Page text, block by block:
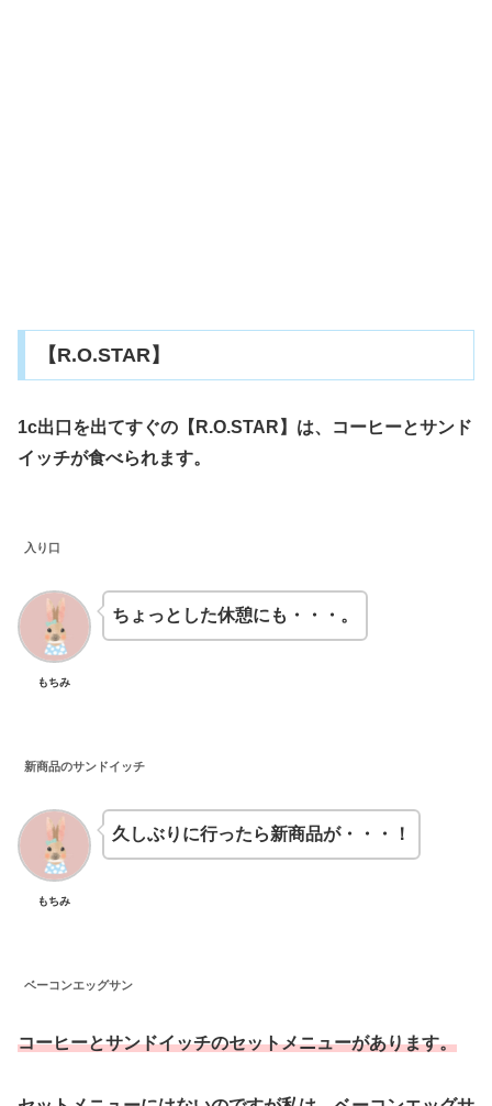
【R.O.STAR】
1c出口を出てすぐの【R.O.STAR】は、コーヒーとサンド
イッチが食べられます。
入り口
もちみ
ちょっとした休憩にも・・・。
新商品のサンドイッチ
もちみ
久しぶりに行ったら新商品が・・・！
ベーコンエッグサン
コーヒーとサンドイッチのセットメニューがあります。